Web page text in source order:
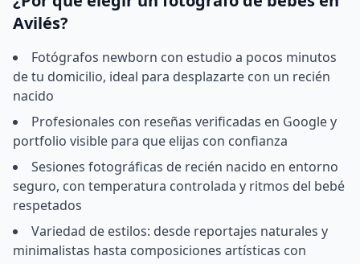
Avilés?
Fotógrafos newborn con estudio a pocos minutos
de tu domicilio, ideal para desplazarte con un recién
nacido
Profesionales con reseñas verificadas en Google y
portfolio visible para que elijas con confianza
Sesiones fotográficas de recién nacido en entorno
seguro, con temperatura controlada y ritmos del bebé
respetados
Variedad de estilos: desde reportajes naturales y
minimalistas hasta composiciones artísticas con